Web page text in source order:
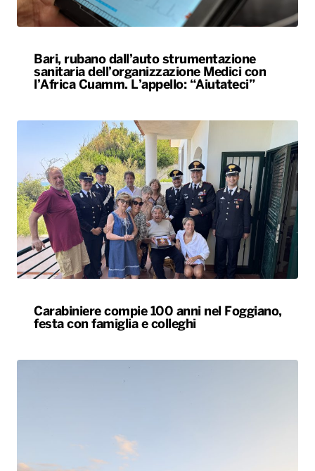
Bari, rubano dall’auto strumentazione
sanitaria dell’organizzazione Medici con
l’Africa Cuamm. L’appello: “Aiutateci”
Carabiniere compie 100 anni nel Foggiano,
festa con famiglia e colleghi